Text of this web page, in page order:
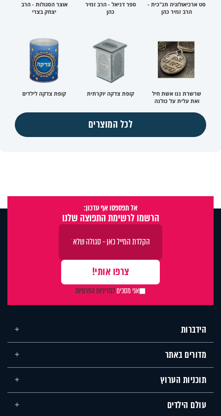
סט ארכיאולוגיה תנ"כית -
הרב זמיר כהן
ספר דניאל - הרב זמיר
כהן
אוצר הסגולות - הרב
יצחק בצרי
שרשרת ננו אשת חיל
ואת עלית על כולנה
קופת צדקה יוקרתית קופת צדקה לילדים
לכל המוצרים
אל תפספסו אף עדכון:
הרשמו לרשימת התפוצה שלנו
אני מסכיםלמדיניות הפרטיות
הידברות
מדורים באתר
תוכניות הערוץ
עולם הילדים